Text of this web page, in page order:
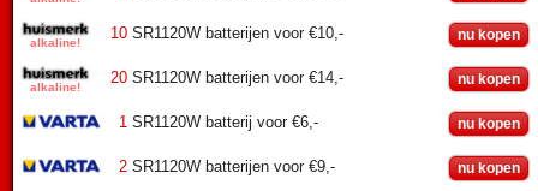
10 SR1120W batterijen voor €10,- nu kopen
20 SR1120W batterijen voor €14,- nu kopen
1 SR1120W batterij voor €6,- nu kopen
2 SR1120W batterijen voor €9,- nu kopen